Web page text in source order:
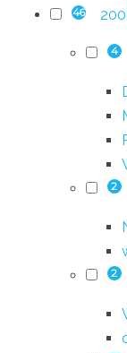
46
4
2
2